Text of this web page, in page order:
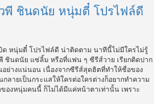
พี ชินดนัย หนุ่มตี๋ โปรไฟล์ดี
หนุ่มตี๋ โปรไฟล์ดี น่าติดตาม นาทีนี้ไม่มีใครไม่รู้
ชินดนัย แซ่ลิ้ม หรือที่แฟน ๆ ซีรีส์วาย เรียกติดปาก
ย่างแน่นอน เนื่องจากซีรีส์สุดฮิตที่ทำให้ชื่อของ
ลายเป็นกระแสให้ใครต่อใครต่างก็อยากทำความ
องหนุ่มคนนี้ ก็ไม่ได้มีแค่หน้าตาเท่านั้น เพราะ